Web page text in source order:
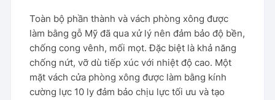
Toàn bộ phần thành và vách phòng xông được
làm bằng gỗ Mỹ đã qua xử lý nên đảm bảo độ bền,
chống cong vênh, mối mọt. Đặc biệt là khả năng
chống nứt, vỡ dù tiếp xúc với nhiệt độ cao. Một
mặt vách cửa phòng xông được làm bằng kính
cường lực 10 ly đảm bảo chịu lực tối ưu và tạo